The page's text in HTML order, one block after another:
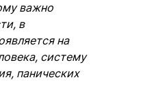
важно
в
на
систему
панических